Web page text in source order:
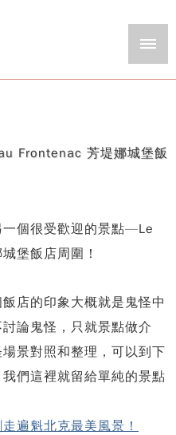
Frontenac 芳堤娜城堡飯
個很受歡迎的景點—Le
堡飯店周圍！
店的印象大概就是鬼怪中
論鬼怪，只就景點做介
景對照和整理，可以到下
們這裡就留給單純的景點
遍魁北克最美風景！